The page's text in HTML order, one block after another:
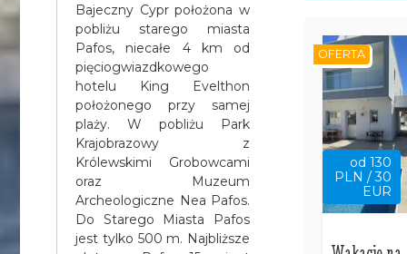
Bajeczny Cypr położona w
pobliżu starego miasta
Pafos, niecałe 4 km od
pięciogwiazdkowego
hotelu King Evelthon
położonego przy samej
plaży. W pobliżu Park
Krajobrazowy z
Królewskimi Grobowcami
oraz Muzeum
Archeologiczne Nea Pafos.
Do Starego Miasta Pafos
jest tylko 500 m. Najbliższe
od 130
PLN / 30
EUR
OFERTA